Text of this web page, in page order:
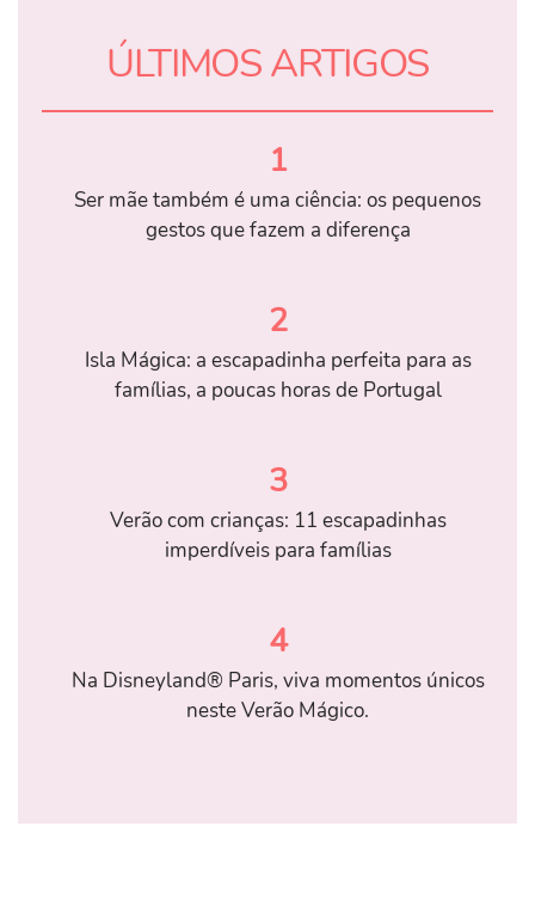
ÚLTIMOS ARTIGOS
1
Ser mãe também é uma ciência: os pequenos
gestos que fazem a diferença
2
Isla Mágica: a escapadinha perfeita para as
famílias, a poucas horas de Portugal
3
Verão com crianças: 11 escapadinhas
imperdíveis para famílias
4
Na Disneyland® Paris, viva momentos únicos
neste Verão Mágico.